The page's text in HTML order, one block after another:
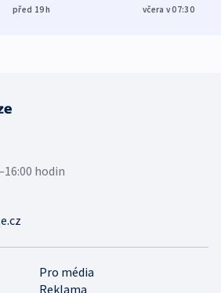
míní estonský
před 19h
ukázala
včera v 07:30
Pro média
Reklama
hodin